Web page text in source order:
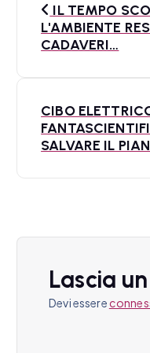
o
IL TEMPO
L'AMBIENTE
CADAVERI…
CIBO
SALVARE IL
Lascia
Devi essere